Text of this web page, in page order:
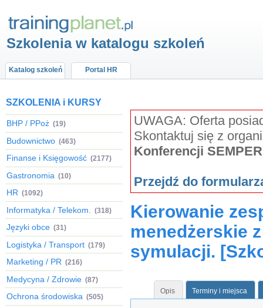
Szkolenia w katalogu szkoleń
Katalog szkoleń Portal HR
SZKOLENIA i KURSY
BHP / PPoż (19)
Budownictwo (463)
Finanse i Księgowość (2177)
Gastronomia (10)
HR (1092)
Informatyka / Telekom. (318)
Języki obce (31)
Logistyka / Transport (179)
Marketing / PR (216)
Medycyna / Zdrowie (87)
Ochrona środowiska (505)
UWAGA: Oferta
Skontaktuj się z
Konferencji SEMPER
Przejdź do
Kierowanie
menedżerskie
symulacji.
Opis Terminy i miejsca